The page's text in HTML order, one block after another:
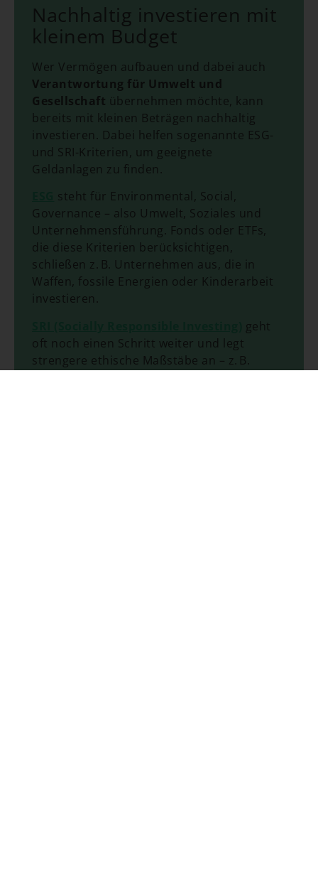
Nachhaltig investieren mit
kleinem Budget
Wer Vermögen aufbauen und dabei auch
Verantwortung für Umwelt und
Gesellschaft übernehmen möchte, kann
bereits mit kleinen Beträgen nachhaltig
investieren. Dabei helfen sogenannte ESG-
und SRI-Kriterien, um geeignete
Geldanlagen zu finden.
steht für Environmental, Social,
Governance – also Umwelt, Soziales und
Unternehmensführung. Fonds oder ETFs,
die diese Kriterien berücksichtigen,
schließen z. B. Unternehmen aus, die in
Waffen, fossile Energien oder Kinderarbeit
investieren.
geht
oft noch einen Schritt weiter und legt
strengere ethische Maßstäbe an – z. B.